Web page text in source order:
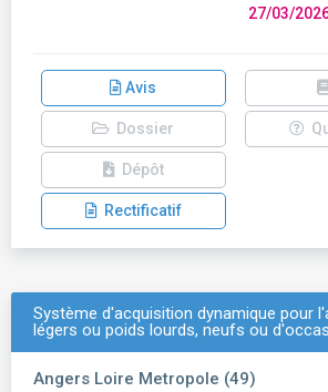
27/03/
Avis
Dossier
Dépôt
Rectificatif
Système d'acquisition dynamique pour
légers ou poids lourds, neufs ou
Angers Loire Metropole (49)